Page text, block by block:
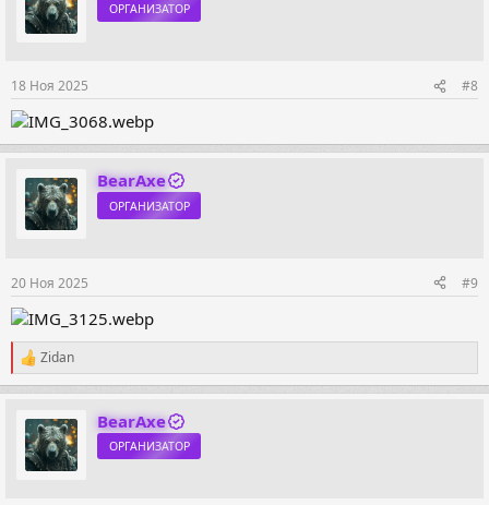
и
и
ОРГАНИЗАТОР
18 Ноя 2025 #8
BearAxe
ОРГАНИЗАТОР
20 Ноя 2025 #9
Р
е
а
ц
и
и
Zidan
BearAxe
ОРГАНИЗАТОР